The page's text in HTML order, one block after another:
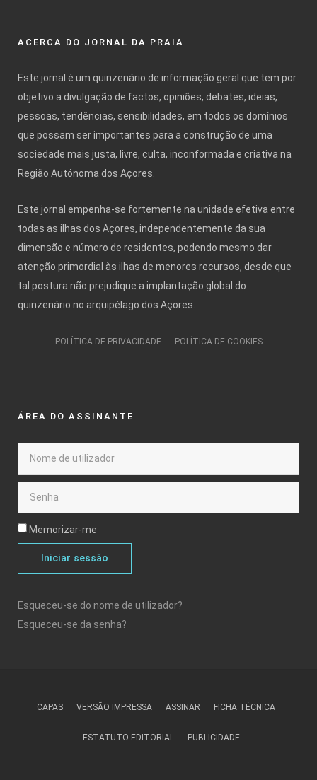
ACERCA DO JORNAL DA PRAIA
Este jornal é um quinzenário de informação geral que tem por
objetivo a divulgação de factos, opiniões, debates, ideias,
pessoas, tendências, sensibilidades, em todos os domínios
que possam ser importantes para a construção de uma
sociedade mais justa, livre, culta, inconformada e criativa na
Região Autónoma dos Açores.
Este jornal empenha-se fortemente na unidade efetiva entre
todas as ilhas dos Açores, independentemente da sua
dimensão e número de residentes, podendo mesmo dar
atenção primordial às ilhas de menores recursos, desde que
tal postura não prejudique a implantação global do
quinzenário no arquipélago dos Açores.
POLÍTICA DE PRIVACIDADE POLÍTICA DE COOKIES
ÁREA DO ASSINANTE
Memorizar-me
Iniciar sessão
Esqueceu-se do nome de utilizador?
Esqueceu-se da senha?
CAPAS VERSÃO IMPRESSA ASSINAR FICHA TÉCNICA
ESTATUTO EDITORIAL PUBLICIDADE